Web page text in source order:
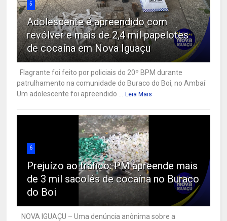
5
Adolescente é apreendido com
revólver e mais de 2,4 mil papelotes
de cocaína em Nova Iguaçu
Flagrante foi feito por policiais do 20º BPM durante
patrulhamento na comunidade do Buraco do Boi, no Ambaí
Um adolescente foi apreendido ...
Leia Mais
6
Prejuízo ao tráfico: PM apreende mais
de 3 mil sacolés de cocaína no Buraco
do Boi
NOVA IGUAÇU – Uma denúncia anônima sobre a